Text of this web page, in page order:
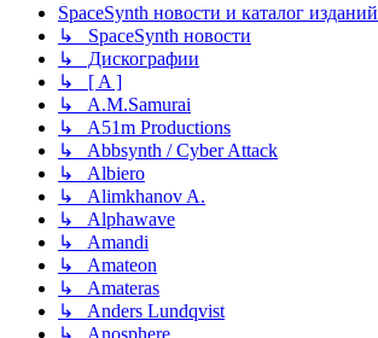
SpaceSynth новости и каталог изданий
↳ SpaceSynth новости
↳ Дискографии
↳ [ A ]
↳ A.M.Samurai
↳ A51m Productions
↳ Abbsynth / Cyber Attack
↳ Albiero
↳ Alimkhanov A.
↳ Alphawave
↳ Amandi
↳ Amateon
↳ Amateras
↳ Anders Lundqvist
↳ Anosphere